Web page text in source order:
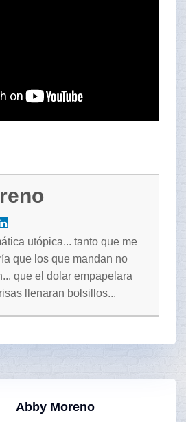
utópica... tanto que me
que los que mandan no
que el dolar empapelara
llenaran bolsillos...
Abby Moreno